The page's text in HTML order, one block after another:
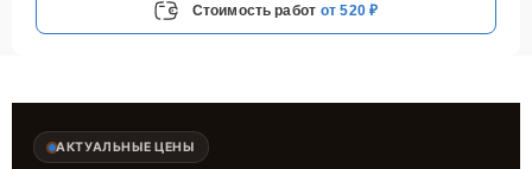
Стоимость работ от 520 ₽
АКТУАЛЬНЫЕ ЦЕНЫ